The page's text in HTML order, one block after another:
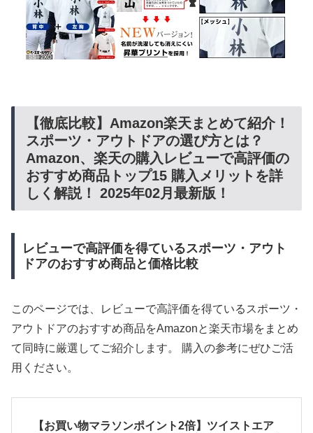
【徹底比較】Amazon楽天まとめて紹介！
スポーツ・アウトドアの選び方とは？
Amazon、楽天の購入レビューで高評価の
おすすめ商品トップ15 購入メリットを詳
しく解説！ 2025年02月最新版！
レビューで高評価を得ているスポーツ・アウト
ドアのおすすめ商品と価格比較
このページでは、レビューで高評価を得ているスポーツ・
アウトドアのおすすめ商品をAmazonと楽天市場をまとめ
て同時に厳選してご紹介します。 購入の参考にぜひご活
用ください。
【お買い物マラソンポイント2倍】ツイストエア